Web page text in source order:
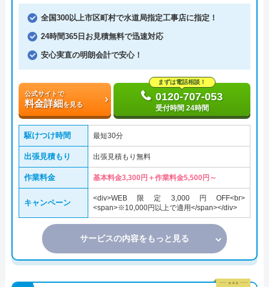
全国300以上市区町村で水道局指定工事店に指定！
24時間365日お見積無料で迅速対応
安心実直の明朗会計で安心！
公式サイトで
料金詳細を見る
まずは電話相談！
0120-707-053
受付時間 24時間
駆けつけ時間 最短30分
出張見積もり 出張見積もり無料
作業料金 基本料金3,300円＋作業料金5,500円～
キャンペーン
<div>WEB限定3,000円OFF<br>
<span>※10,000円以上で適用</span></div>
サービスの内容をもっと見る